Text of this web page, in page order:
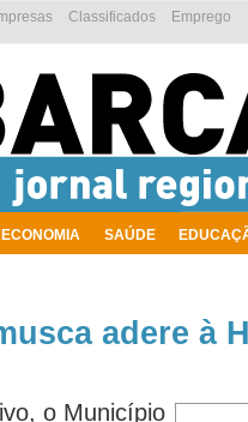
ECONOMIA SAÚDE
Emprego
Classificados
adere à
o Município